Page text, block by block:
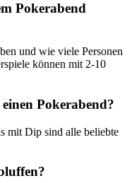
Pokerabend
und wie viele Personen
können mit 2-10
Pokerabend?
mit Dip sind alle beliebte